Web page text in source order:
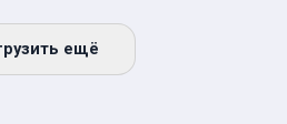
ещё